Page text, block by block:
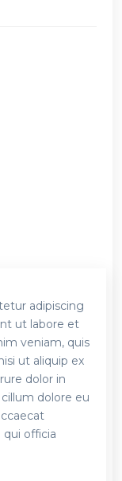
adipiscing
ut labore et
veniam, quis
ut aliquip ex
dolor in
dolore eu
officia